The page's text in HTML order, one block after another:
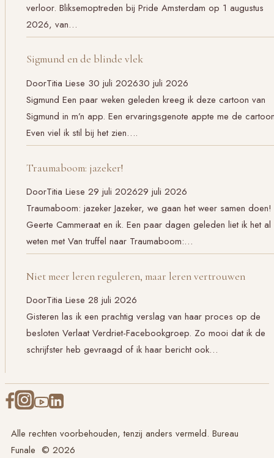
verloor. Bliksemoptreden bij Pride Amsterdam op 1 augustus
2026, van…
Sigmund en de blinde vlek
DoorTitia Liese 30 juli 202630 juli 2026
Sigmund Een paar weken geleden kreeg ik deze cartoon van
Sigmund in m’n app. Een ervaringsgenote appte me de
Even viel ik stil bij het zien….
Traumaboom: jazeker!
DoorTitia Liese 29 juli 202629 juli 2026
Traumaboom: jazeker Jazeker, we gaan het weer samen doen!
Geerte Cammeraat en ik. Een paar dagen geleden liet ik het al
weten met Van truffel naar Traumaboom:…
Niet meer leren reguleren, maar leren vertrouwen
DoorTitia Liese 28 juli 2026
Gisteren las ik een prachtig verslag van haar proces op de
besloten Verlaat Verdriet-Facebookgroep. Zo mooi dat ik de
schrijfster heb gevraagd of ik haar bericht ook…
Alle rechten voorbehouden, tenzij anders vermeld. Bureau
Funale © 2026